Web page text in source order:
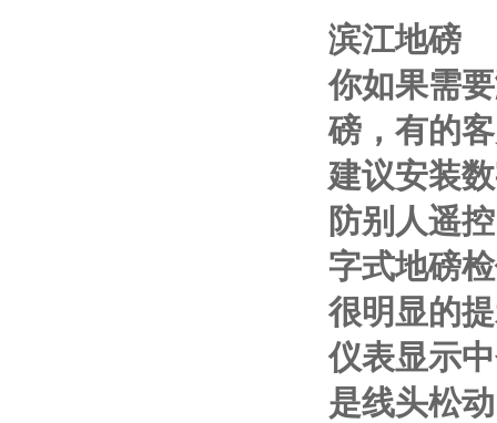
滨江地磅
你如果需要
磅，有的
建议安装
防别人遥
字式地磅
很明显的
仪表显示
是线头松